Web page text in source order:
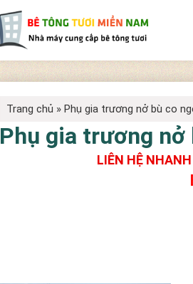
Trang chủ » Phụ gia trương nở bù co
Phụ gia trương nở
LIÊN HỆ